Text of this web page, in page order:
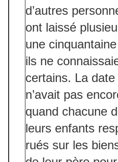
d’autres
ont laissé
une
ils ne
certains. La
n’avait pas
quand chacune
leurs enfants
rués sur les